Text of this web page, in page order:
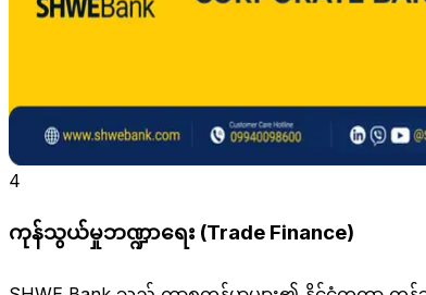
4
ကုန်သွယ်မှုဘဏ္ဍာရေး (Trade Finance)